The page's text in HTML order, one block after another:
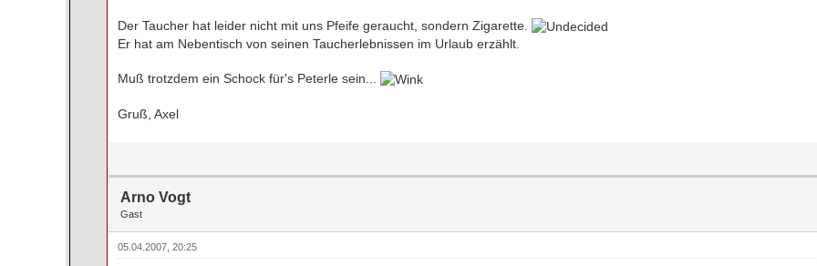
Der Taucher hat leider nicht mit uns Pfeife geraucht, sondern Zigarette.
Er hat am Nebentisch von seinen Taucherlebnissen im Urlaub erzählt.
Muß trotzdem ein Schock für's Peterle sein...
Gruß, Axel
Arno Vogt
Gast
05.04.2007, 20:25